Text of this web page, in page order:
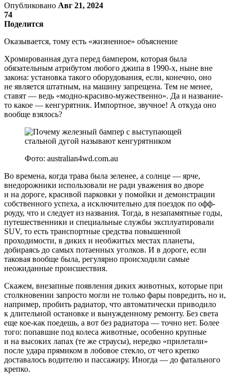
Опубликовано Авг 21, 2024
74
Поделится
Оказывается, тому есть «жизненное» объяснение
Хромированная дуга перед бампером, которая была
обязательным атрибутом любого джипа в 1990-х, ныне вне
закона: установка такого оборудования, если, конечно, оно
не является штатным, на машину запрещена. Тем не менее,
ставят — ведь «модно-красиво-мужественно». Да и название-
то какое — кенгурятник. Импортное, звучное! А откуда оно
вообще взялось?
Фото: australian4wd.com.au
Во времена, когда трава была зеленее, а солнце — ярче,
внедорожники использовали не ради уважения во дворе
и на дороге, красивой парковки у помойки и демонстрации
собственного успеха, а исключительно для поездок по офф-
роуду, что и следует из названия. Тогда, в незапамятные годы,
путешественники и специальные службы эксплуатировали
SUV, то есть транспортные средства повышенной
проходимости, в диких и необжитых местах планеты,
добираясь до самых потаенных уголков. И в дороге, если
таковая вообще была, регулярно происходили самые
неожиданные происшествия.
Скажем, внезапные появления диких животных, которые при
столкновении запросто могли не только фары повредить, но и,
например, пробить радиатор, что автоматически приводило
к длительной остановке и вынужденному ремонту. Без света
еще кое-как поедешь, а вот без радиатора — точно нет. Более
того: попавшие под колеса животные, особенно крупные
и на высоких лапах (те же страусы), нередко «прилетали»
после удара прямиком в лобовое стекло, от чего крепко
доставалось водителю и пассажиру. Иногда — до фатального
крепко.